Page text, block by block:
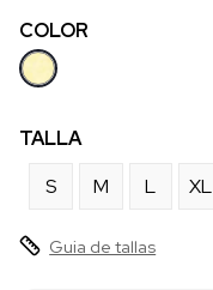
COLOR
TALLA
S
M L XL
Guia de tallas